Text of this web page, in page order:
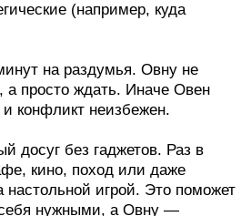
(например, куда
на раздумья. Овну не
а просто ждать. Иначе Овен
и конфликт неизбежен.
досуг без гаджетов. Раз в
кино, поход или даже
настольной игрой. Это поможет
себя нужными, а Овну —